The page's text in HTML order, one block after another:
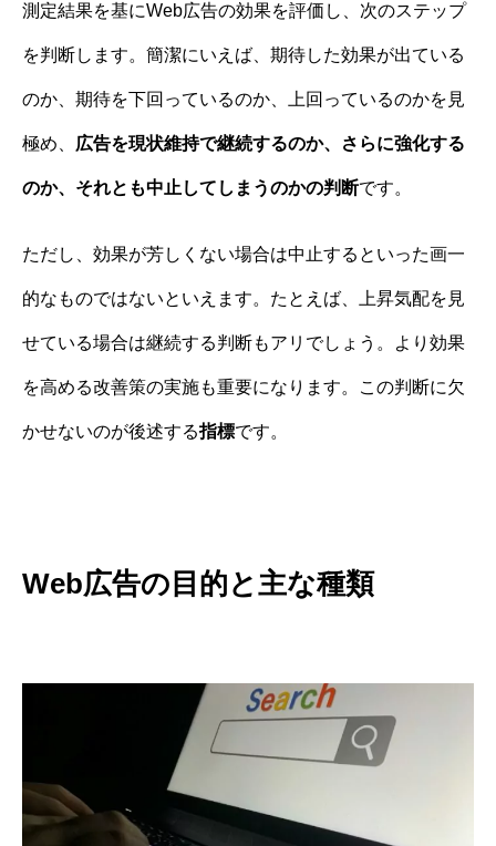
測定結果を基にWeb広告の効果を評価し、次のステップ
を判断します。簡潔にいえば、期待した効果が出ている
のか、期待を下回っているのか、上回っているのかを見
極め、 広告を現状維持で継続するのか、さらに強化する
のか、それとも中止してしまうのかの判断です。
ただし、効果が芳しくない場合は中止するといった画一
的なものではないといえます。たとえば、上昇気配を見
せている場合は継続する判断もアリでしょう。より効果
を高める改善策の実施も重要になります。この判断に欠
かせないのが後述する指標です。
Web広告の目的と主な種類